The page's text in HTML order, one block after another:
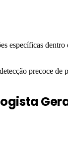
precoce